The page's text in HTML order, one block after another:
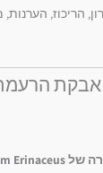
הריכוז,